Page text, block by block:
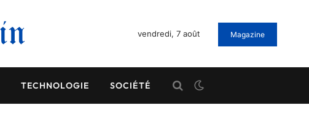
vendredi, 7 août Magazine
TECHNOLOGIE SOCIÉTÉ